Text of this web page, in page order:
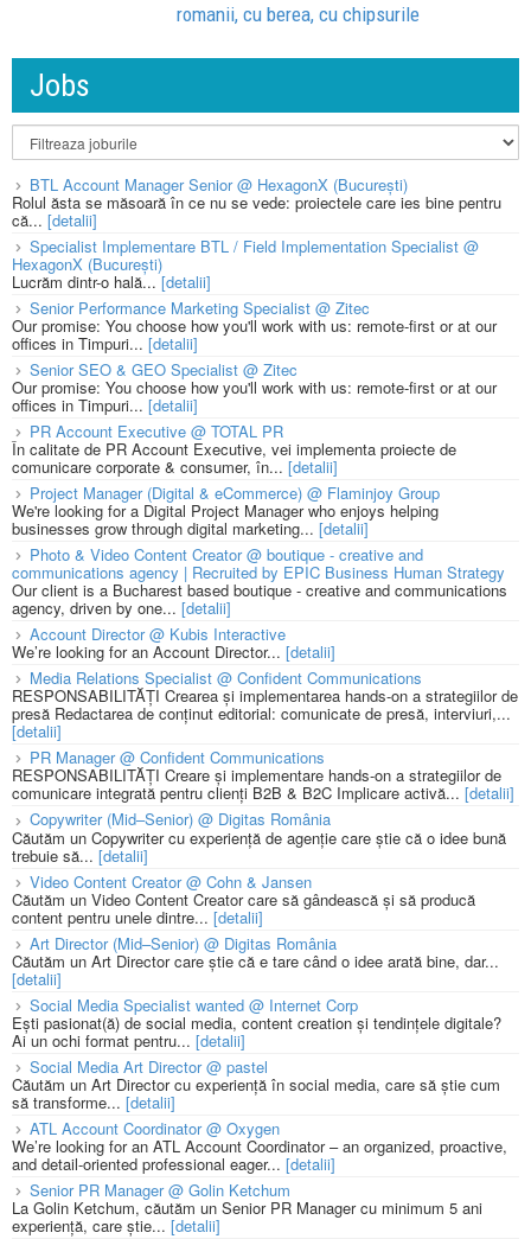
romanii, cu berea, cu chipsurile
Jobs
BTL Account Manager Senior @ HexagonX (București)
Rolul ăsta se măsoară în ce nu se vede: proiectele care ies bine pentru
că... [detalii]
Specialist Implementare BTL / Field Implementation Specialist @
HexagonX (București)
Lucrăm dintr-o hală...[detalii]
Senior Performance Marketing Specialist @ Zitec
Our promise: You choose how you'll work with us: remote-first or at our
offices in Timpuri... [detalii]
Senior SEO & GEO Specialist @ Zitec
Our promise: You choose how you'll work with us: remote-first or at our
offices in Timpuri... [detalii]
PR Account Executive @ TOTAL PR
În calitate de PR Account Executive, vei implementa proiecte de
comunicare corporate & consumer, în... [detalii]
Project Manager (Digital & eCommerce) @ Flaminjoy Group
We're looking for a Digital Project Manager who enjoys helping
businesses grow through digital marketing... [detalii]
Photo & Video Content Creator @ boutique - creative and
communications agency | Recruited by EPIC Business Human Strategy
Our client is a Bucharest based boutique - creative and communications
agency, driven by one... [detalii]
Account Director @ Kubis Interactive
We’re looking for an Account Director... [detalii]
Media Relations Specialist @ Confident Communications
RESPONSABILITĂȚI Crearea și implementarea hands-on a strategiilor de
presă Redactarea de conținut editorial: comunicate de presă, interviuri,...
[detalii]
PR Manager @ Confident Communications
RESPONSABILITĂȚI Creare și implementare hands-on a strategiilor de
comunicare integrată pentru clienți B2B & B2C Implicare activă... [detalii]
Copywriter (Mid–Senior) @ Digitas România
Căutăm un Copywriter cu experiență de agenție care știe că o idee bună
trebuie să... [detalii]
Video Content Creator @ Cohn & Jansen
Căutăm un Video Content Creator care să gândească și să producă
content pentru unele dintre... [detalii]
Art Director (Mid–Senior) @ Digitas România
Căutăm un Art Director care știe că e tare când o idee arată bine, dar...
[detalii]
Social Media Specialist wanted @ Internet Corp
Ești pasionat(ă) de social media, content creation și tendințele digitale?
Ai un ochi format pentru... [detalii]
Social Media Art Director @ pastel
Căutăm un Art Director cu experiență în social media, care să știe cum
să transforme... [detalii]
ATL Account Coordinator @ Oxygen
We’re looking for an ATL Account Coordinator – an organized, proactive,
and detail-oriented professional eager... [detalii]
Senior PR Manager @ Golin Ketchum
La Golin Ketchum, căutăm un Senior PR Manager cu minimum 5 ani
experiență, care știe... [detalii]